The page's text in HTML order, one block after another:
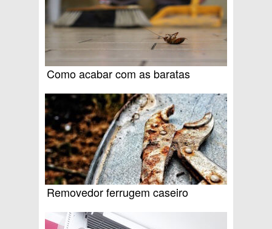
Como acabar com as baratas
Removedor ferrugem caseiro